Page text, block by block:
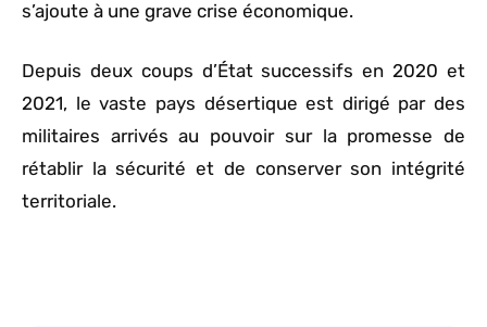
s’ajoute à une grave crise économique.
Depuis deux coups d’État successifs en 2020 et
2021, le vaste pays désertique est dirigé par des
militaires arrivés au pouvoir sur la promesse de
rétablir la sécurité et de conserver son intégrité
territoriale.